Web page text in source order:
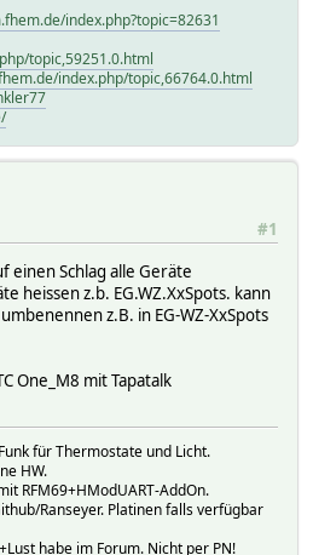
FHEM Server Event Monitor
Server update check
Server div. Aufgaben
Oberfläche
Server verwalten
Raum "unsorted" verschieben
verschieben
DEF
Event Monitor
index.php?topic=82631
topic,59251.0.html
index.php/topic,66764.0.html
#1
einen Schlag alle Geräte
heissen z.b. EG.WZ.XxSpots. kann
z.B. in EG-WZ-XxSpots
One_M8 mit Tapatalk
für Thermostate und Licht.
HW.
RFM69+HModUART-AddOn.
Ranseyer. Platinen falls verfügbar
habe im Forum. Nicht per PN!